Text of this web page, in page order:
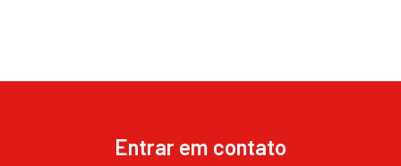
Entrar em contato